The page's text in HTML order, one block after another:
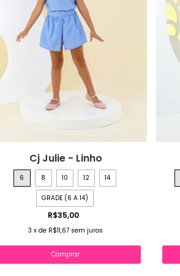
Cj Julie - Linho
6 8 10 12 14
GRADE (6 A 14)
R$35,00
3 xde R$11,67 sem juros
Comprar